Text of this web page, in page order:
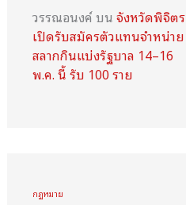
วรรณอนงค์บนจังหวัดพิจิตร
เปิดรับสมัครตัวแทนจำหน่าย
สลากกินแบ่งรัฐบาล 14–16
พ.ค. นี้ รับ 100 ราย
กฏหมาย